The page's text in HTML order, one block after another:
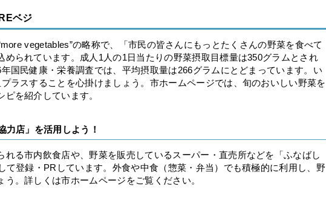
ベジ
vegetables”の略称で、「市民の皆さんにもっとたくさんの野菜を食べて
められています。成人1人の1日当たりの野菜摂取目標量は350グラムとされ
国民健康・栄養調査では、平均摂取量は266グラムにとどまっています。い
ラスすることを心掛けましょう。市ホームページでは、旬のおいしい野菜を
を紹介しています。
力店」を活用しよう！
る市内飲食店や、野菜を販売しているスーパー・直売所などを「ふなばし
て登録・PRしています。外食や中食（惣菜・弁当）でも積極的に利用し、野
う。詳しくは市ホームページをご覧ください。